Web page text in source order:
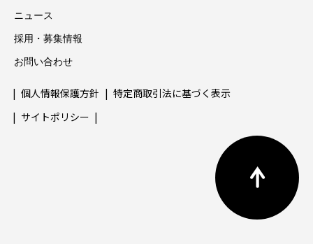
ニュース
採用・募集情報
お問い合わせ
個人情報保護方針
特定商取引法に基づく表示
サイトポリシー